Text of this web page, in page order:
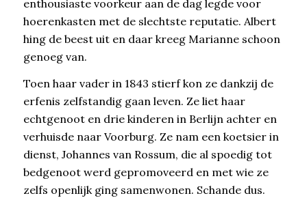
enthousiaste voorkeur aan de dag legde voor
hoerenkasten met de slechtste reputatie. Albert
hing de beest uit en daar kreeg Marianne schoon
genoeg van.
Toen haar vader in 1843 stierf kon ze dankzij de
erfenis zelfstandig gaan leven. Ze liet haar
echtgenoot en drie kinderen in Berlijn achter en
verhuisde naar Voorburg. Ze nam een koetsier in
dienst, Johannes van Rossum, die al spoedig tot
bedgenoot werd gepromoveerd en met wie ze
zelfs openlijk ging samenwonen. Schande dus.